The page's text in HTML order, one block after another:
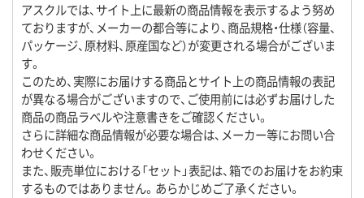
アスクルでは、サイト上に最新の商品情報を表示するよう努め
ておりますが、メーカーの都合等により、商品規格・仕様（容量、
パッケージ、原材料、原産国など）が変更される場合がございま
す。
このため、実際にお届けする商品とサイト上の商品情報の表記
が異なる場合がございますので、ご使用前には必ずお届けした
商品の商品ラベルや注意書きをご確認ください。
さらに詳細な商品情報が必要な場合は、メーカー等にお問い合
わせください。
また、販売単位における「セット」表記は、箱でのお届けをお約束
するものではありません。あらかじめご了承ください。